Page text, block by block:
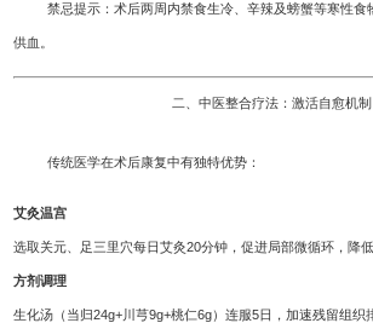
禁忌提示：术后两周内禁食生冷、辛辣及螃蟹等寒性食
供血。
二、中医整合疗法：激活自愈机制
传统医学在术后康复中有独特优势：
艾灸温宫
选取关元、足三里穴每日艾灸20分钟，促进局部微循环，降
方剂调理
生化汤（当归24g+川芎9g+桃仁6g）连服5日，加速残留组织